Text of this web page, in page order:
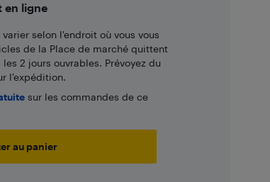
en ligne
selon l'endroit où vous vous
de la Place de marché quittent
2 jours ouvrables. Prévoyez du
l’expédition.
sur les commandes de ce
au panier